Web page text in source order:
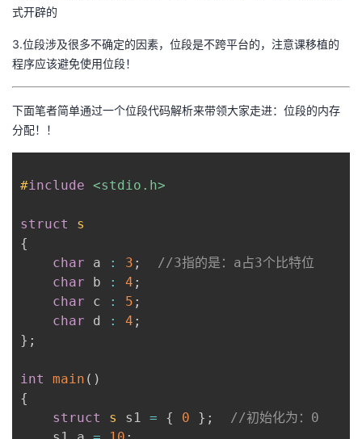
我
的
客
我
论
坛
的
圈
我
的
我
动
关
注
的
开
我
的
Programs
我
式开辟的
3.位段涉及很多不确定的因素，位段是不跨平台的，注意课移植的
程序应该避免使用位段！
下面笔者简单通过一个位段代码解析来带领大家走进：位段的内存
分配！！
#include <stdio.h>
struct
s
{
char a : 3 ;
//3指的是：a占3个比特位
char b : 4 ;
char c : 5 ;
char d : 4 ;
} ;
int main ( )
{
struct
s s1 = { 0 } ;
//初始化为：0